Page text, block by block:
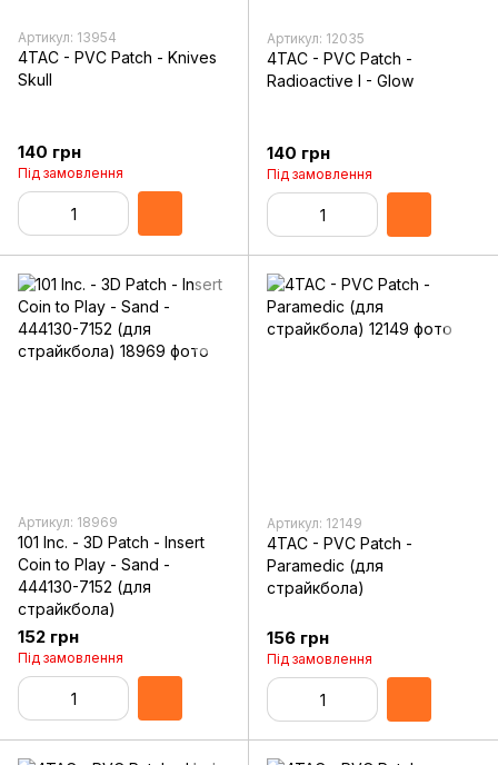
Артикул: 13954
4TAC - PVC Patch - Knives
Skull
140 грн
Під замовлення
Артикул: 12035
4TAC - PVC Patch -
Radioactive I - Glow
140 грн
Під замовлення
Артикул: 18969
101 Inc. - 3D Patch - Insert
Coin to Play - Sand -
444130-7152 (для
страйкбола)
152 грн
Під замовлення
Артикул: 12149
4TAC - PVC Patch -
Paramedic (для
страйкбола)
156 грн
Під замовлення